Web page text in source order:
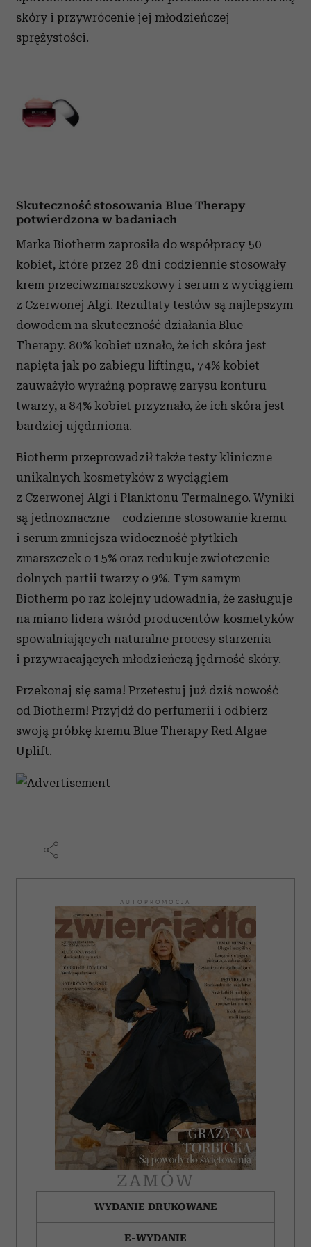
analizować ruch w naszej witrynie. Informacje o tym, jak
korzystasz z naszej witryny, udostępniamy partnerom
społecznościowym, reklamowym i analitycznym.
skóry i przywrócenie jej młodzieńczej
sprężystości.
Skuteczność stosowania Blue Therapy
potwierdzona w badaniach
Marka Biotherm zaprosiła do współpracy 50
kobiet, które przez 28 dni codziennie stosowały
krem przeciwzmarszczkowy i serum z wyciągiem
z Czerwonej Algi. Rezultaty testów są najlepszym
dowodem na skuteczność działania Blue
Therapy. 80% kobiet uznało, że ich skóra jest
napięta jak po zabiegu liftingu, 74% kobiet
zauważyło wyraźną poprawę zarysu konturu
twarzy, a 84% kobiet przyznało, że ich skóra jest
bardziej ujędrniona.
Biotherm przeprowadził także testy kliniczne
unikalnych kosmetyków z wyciągiem
z Czerwonej Algi i Planktonu Termalnego. Wyniki
są jednoznaczne – codzienne stosowanie kremu
i serum zmniejsza widoczność płytkich
zmarszczek o 15% oraz redukuje zwiotczenie
dolnych partii twarzy o 9%. Tym samym
Biotherm po raz kolejny udowadnia, że zasługuje
na miano lidera wśród producentów kosmetyków
spowalniających naturalne procesy starzenia
i przywracających młodzieńczą jędrność skóry.
Przekonaj się sama! Przetestuj już dziś nowość
od Biotherm! Przyjdź do perfumerii i odbierz
swoją próbkę kremu Blue Therapy Red Algae
Uplift.
AUTOPROMOCJA
ZAMÓW
WYDANIE DRUKOWANE
E-WYDANIE